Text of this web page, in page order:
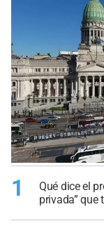
1
Qué dice el
privada” que